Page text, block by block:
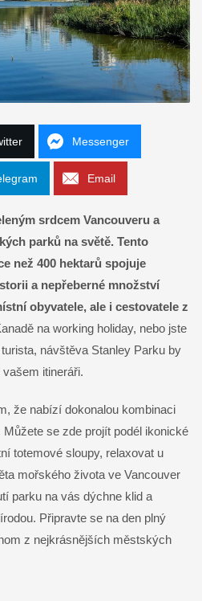
Messenger
Email
srdcem Vancouveru a
parků na světě. Tento
než 400 hektarů spojuje
a nepřeberné množství
obyvatele, ale i cestovatele z
na working holiday, nebo jste
návštěva Stanley Parku by
itineráři.
že nabízí dokonalou kombinaci
se zde projít podél ikonické
totemové sloupy, relaxovat u
mořského života ve Vancouver
parku na vás dýchne klid a
Připravte se na den plný
z nejkrásnějších městských